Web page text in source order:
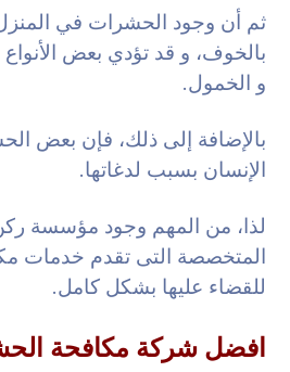
ثم أن وجود الحشرات في
بالخوف، و قد تؤدي بعض
و الخمول.
بالإضافة إلى ذلك، فإن بعض
الإنسان بسبب لدغاتها.
لذا، من المهم وجود مؤسسة ركن
المتخصصة التى تقدم خدمات
للقضاء عليها بشكل كامل.
افضل شركة مكافحة